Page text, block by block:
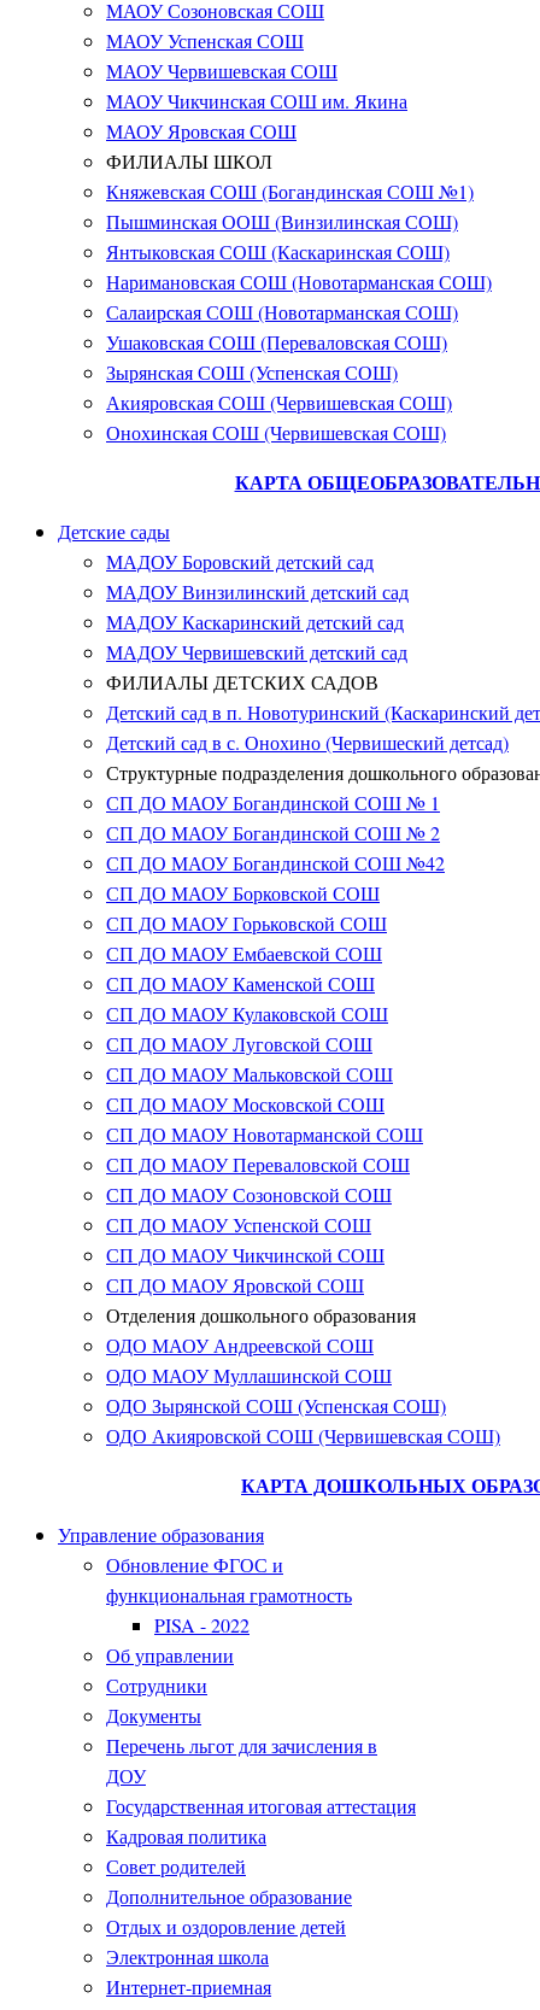
МАОУ Созоновская СОШ
МАОУ Успенская СОШ
МАОУ Червишевская СОШ
МАОУ Чикчинская СОШ им. Якина
МАОУ Яровская СОШ
ФИЛИАЛЫ ШКОЛ
Княжевская СОШ (Богандинская СОШ №1)
Пышминская ООШ (Винзилинская СОШ)
Янтыковская СОШ (Каскаринская СОШ)
Наримановская СОШ (Новотарманская СОШ)
Салаирская СОШ (Новотарманская СОШ)
Ушаковская СОШ (Переваловская СОШ)
Зырянская СОШ (Успенская СОШ)
Акияровская СОШ (Червишевская СОШ)
Онохинская СОШ (Червишевская СОШ)
КАРТА
Детские сады
МАДОУ Боровский детский сад
МАДОУ Винзилинский детский сад
МАДОУ Каскаринский детский сад
МАДОУ Червишевский детский сад
ФИЛИАЛЫ ДЕТСКИХ САДОВ
Детский сад в п. Новотуринский (Каскаринский
Детский сад в с. Онохино (Червишеский детсад)
Структурные подразделения дошкольного
СП ДО МАОУ Богандинской СОШ № 1
СП ДО МАОУ Богандинской СОШ № 2
СП ДО МАОУ Богандинской СОШ №42
СП ДО МАОУ Борковской СОШ
СП ДО МАОУ Горьковской СОШ
СП ДО МАОУ Ембаевской СОШ
СП ДО МАОУ Каменской СОШ
СП ДО МАОУ Кулаковской СОШ
СП ДО МАОУ Луговской СОШ
СП ДО МАОУ Мальковской СОШ
СП ДО МАОУ Московской СОШ
СП ДО МАОУ Новотарманской СОШ
СП ДО МАОУ Переваловской СОШ
СП ДО МАОУ Созоновской СОШ
СП ДО МАОУ Успенской СОШ
СП ДО МАОУ Чикчинской СОШ
СП ДО МАОУ Яровской СОШ
Отделения дошкольного образования
ОДО МАОУ Андреевской СОШ
ОДО МАОУ Муллашинской СОШ
ОДО Зырянской СОШ (Успенская СОШ)
ОДО Акияровской СОШ (Червишевская СОШ)
КАРТА ДОШКОЛЬНЫХ
Управление образования
Обновление ФГОС и
функциональная грамотность
PISA - 2022
Об управлении
Сотрудники
Документы
Перечень льгот для зачисления в
ДОУ
Государственная итоговая аттестация
Кадровая политика
Совет родителей
Дополнительное образование
Отдых и оздоровление детей
Электронная школа
Интернет-приемная